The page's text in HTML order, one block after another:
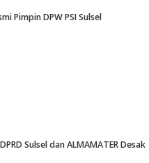
Pimpin DPW PSI Sulsel
Sulsel dan ALMAMATER Desak